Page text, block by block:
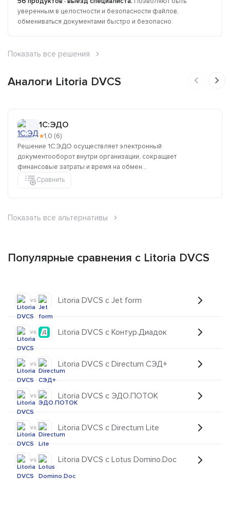
уверенным в целостности и безопасности файлов,
обмениваться документами быстро и безопасно.
Показать все решения
Аналоги Litoria DVCS
1C:ЭДО
★1,0 (6)
Решение 1C:ЭДО осуществляет электронный
документооборот внутри организации, сокращает
финансовые затраты и время на обмен...
Сравнить
Показать все альтернативы
Популярные сравнения с Litoria DVCS
vs Litoria DVCS с Jet form
vs Litoria DVCS с Контур.Диадок
vs Litoria DVCS с Directum СЭД+
vs Litoria DVCS с ЭДО.ПОТОК
vs Litoria DVCS с Directum Lite
vs Litoria DVCS с Lotus Domino.Doc